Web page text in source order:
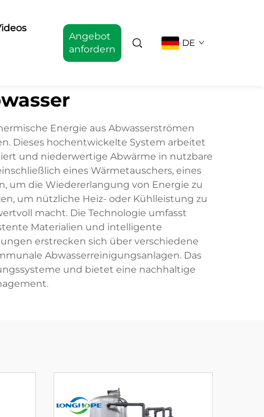
Angebot
anfordern
DE
Energie aus Abwasserströmen
Dieses hochentwickelte System arbeitet
und niederwertige Abwärme in nutzbare
eines Wärmetauschers, eines
um die Wiedererlangung von Energie zu
um nützliche Heiz- oder Kühlleistung zu
macht. Die Technologie umfasst
Materialien und intelligente
erstrecken sich über verschiedene
Abwasserreinigungsanlagen. Das
und bietet eine nachhaltige